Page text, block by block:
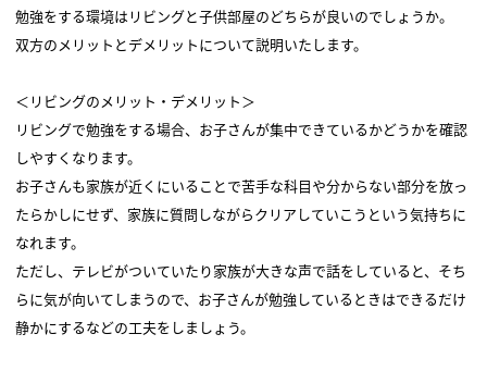
勉強をする環境はリビングと子供部屋のどちらが良いのでしょうか。
双方のメリットとデメリットについて説明いたします。
＜リビングのメリット・デメリット＞
リビングで勉強をする場合、お子さんが集中できているかどうかを確認
しやすくなります。
お子さんも家族が近くにいることで苦手な科目や分からない部分を放っ
たらかしにせず、家族に質問しながらクリアしていこうという気持ちに
なれます。
ただし、テレビがついていたり家族が大きな声で話をしていると、そち
らに気が向いてしまうので、お子さんが勉強しているときはできるだけ
静かにするなどの工夫をしましょう。